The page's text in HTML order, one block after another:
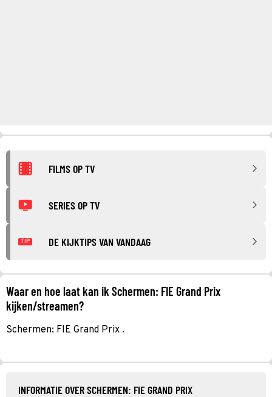
FILMS OP TV
SERIES OP TV
TIP DE KIJKTIPS VAN VANDAAG
Waar en hoe laat kan ik Schermen: FIE Grand Prix
kijken/streamen?
Schermen: FIE Grand Prix .
INFORMATIE OVER SCHERMEN: FIE GRAND PRIX